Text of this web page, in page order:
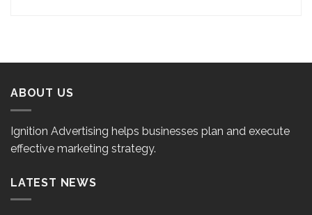
ABOUT US
Ignition Advertising helps businesses plan and execute
effective marketing strategy.
LATEST NEWS